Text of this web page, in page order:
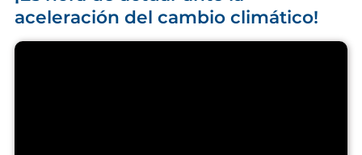
aceleración del cambio climático!